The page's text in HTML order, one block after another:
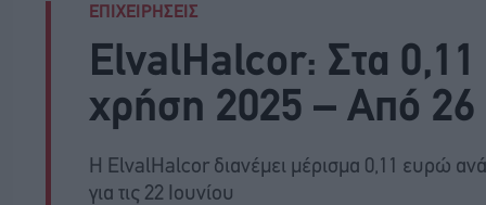
ΕΠΙΧΕΙΡΗΣΕΙΣ
ElvalHalcor: Στα 0,11
χρήση 2025 – Από 26
Η ElvalHalcor διανέμει μέρισμα 0,11 ευρώ
για τις 22 Ιουνίου